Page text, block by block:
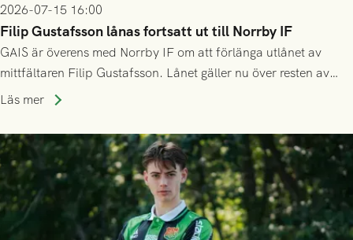
2026-07-15 16:00
Filip Gustafsson lånas fortsatt ut till Norrby IF
GAIS är överens med Norrby IF om att förlänga utlånet av
mittfältaren Filip Gustafsson. Lånet gäller nu över resten av
säsongen 2026.
Läs mer